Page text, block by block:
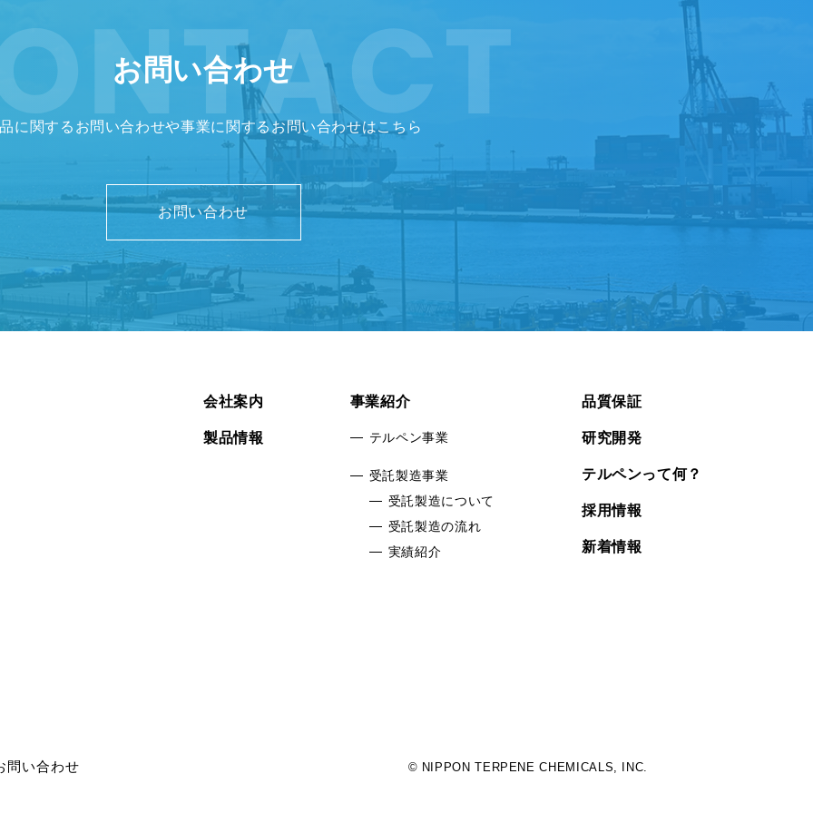
お問い合わせ
に関するお問い合わせや事業に関するお問い合わせはこちら
お問い合わせ
会社案内
製品情報
事業紹介
テルペン事業
受託製造事業
受託製造について
受託製造の流れ
実績紹介
品質保証
研究開発
テルペンって何？
採用情報
新着情報
問い合わせ © NIPPON TERPENE CHEMICALS, INC.